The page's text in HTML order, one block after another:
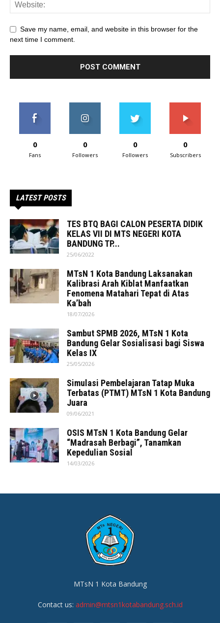
Save my name, email, and website in this browser for the
next time I comment.
0
Fans
0
Followers
0
Followers
0
Subscribers
LATEST POSTS
TES BTQ BAGI CALON PESERTA DIDIK
KELAS VII DI MTS NEGERI KOTA
BANDUNG TP...
25/06/2022
MTsN 1 Kota Bandung Laksanakan
Kalibrasi Arah Kiblat Manfaatkan
Fenomena Matahari Tepat di Atas
Ka’bah
18/07/2026
Sambut SPMB 2026, MTsN 1 Kota
Bandung Gelar Sosialisasi bagi Siswa
Kelas IX
25/05/2026
Simulasi Pembelajaran Tatap Muka
Terbatas (PTMT) MTsN 1 Kota Bandung
Juara
09/06/2021
OSIS MTsN 1 Kota Bandung Gelar
“Madrasah Berbagi”, Tanamkan
Kepedulian Sosial
14/03/2026
MTsN 1 Kota Bandung
Contact us: admin@mtsn1kotabandung.sch.id